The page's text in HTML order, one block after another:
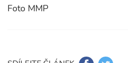
Foto MMP